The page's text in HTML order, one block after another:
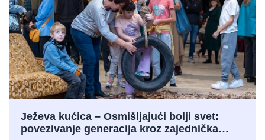
Ježeva kućica – Osmišljajući bolji svet:
povezivanje generacija kroz zajednička…